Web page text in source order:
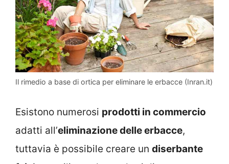
Il rimedio a base di ortica per eliminare le erbacce (Inran.it)
Esistono numerosi prodotti in commercio
adatti all’eliminazione delle erbacce,
tuttavia è possibile creare un diserbante